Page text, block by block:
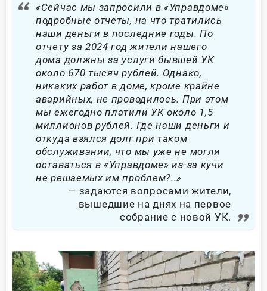
«Сейчас мы запросили в «Управдоме»
подробные отчеты, на что тратились
наши деньги в последние годы. По
отчету за 2024 год жители нашего
дома должны за услуги бывшей УК
около 670 тысяч рублей. Однако,
никаких работ в доме, кроме крайне
аварийных, не проводилось. При этом
мы ежегодно платили УК около 1,5
миллионов рублей. Где наши деньги и
откуда взялся долг при таком
обслуживании, что мы уже не могли
оставаться в «Управдоме» из-за кучи
не решаемых им проблем?..»
задаются вопросами жители,
вышедшие на днях на первое
собрание с новой УК.